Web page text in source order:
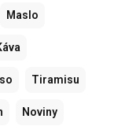
Maslo
Tiramisu
Noviny